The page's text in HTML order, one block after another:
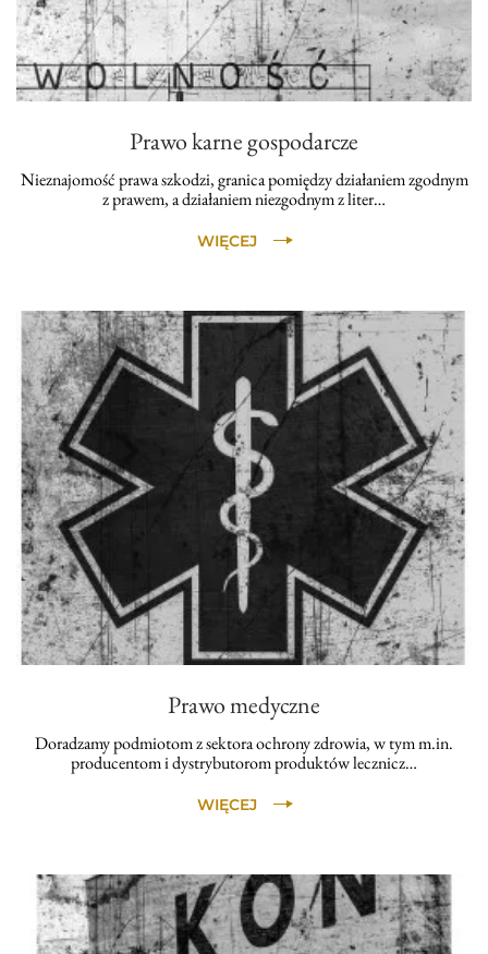
Prawo karne gospodarcze
Nieznajomość prawa szkodzi, granica pomiędzy działaniem zgodnym
z prawem, a działaniem niezgodnym z liter…
WIĘCEJ
Prawo medyczne
Doradzamy podmiotom z sektora ochrony zdrowia, w tym m.in.
producentom i dystrybutorom produktów lecznicz…
WIĘCEJ